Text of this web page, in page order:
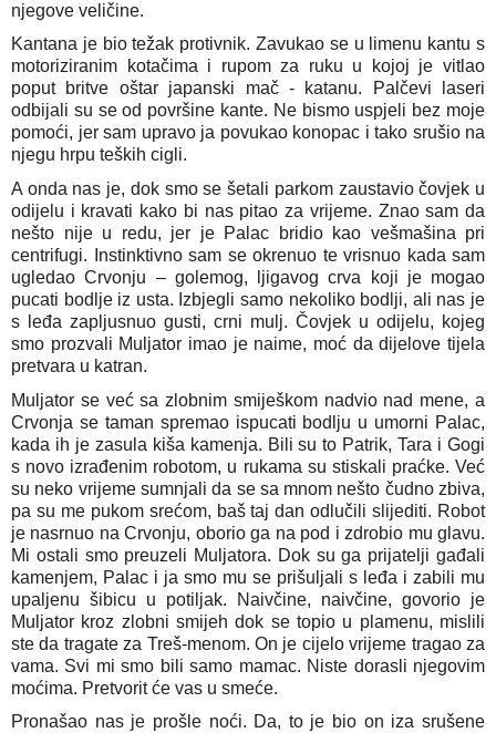
njegove veličine.
Kantana je bio težak protivnik. Zavukao se u limenu kantu s
motoriziranim kotačima i rupom za ruku u kojoj je vitlao
poput britve oštar japanski mač - katanu. Palčevi laseri
odbijali su se od površine kante. Ne bismo uspjeli bez moje
pomoći, jer sam upravo ja povukao konopac i tako srušio na
njegu hrpu teških cigli.
A onda nas je, dok smo se šetali parkom zaustavio čovjek u
odijelu i kravati kako bi nas pitao za vrijeme. Znao sam da
nešto nije u redu, jer je Palac bridio kao vešmašina pri
centrifugi. Instinktivno sam se okrenuo te vrisnuo kada sam
ugledao Crvonju – golemog, ljigavog crva koji je mogao
pucati bodlje iz usta. Izbjegli samo nekoliko bodlji, ali nas je
s leđa zapljusnuo gusti, crni mulj. Čovjek u odijelu, kojeg
smo prozvali Muljator imao je naime, moć da dijelove tijela
pretvara u katran.
Muljator se već sa zlobnim smiješkom nadvio nad mene, a
Crvonja se taman spremao ispucati bodlju u umorni Palac,
kada ih je zasula kiša kamenja. Bili su to Patrik, Tara i Gogi
s novo izrađenim robotom, u rukama su stiskali praćke. Već
su neko vrijeme sumnjali da se sa mnom nešto čudno zbiva,
pa su me pukom srećom, baš taj dan odlučili slijediti. Robot
je nasrnuo na Crvonju, oborio ga na pod i zdrobio mu glavu.
Mi ostali smo preuzeli Muljatora. Dok su ga prijatelji gađali
kamenjem, Palac i ja smo mu se prišuljali s leđa i zabili mu
upaljenu šibicu u potiljak. Naivčine, naivčine, govorio je
Muljator kroz zlobni smijeh dok se topio u plamenu, mislili
ste da tragate za Treš-menom. On je cijelo vrijeme tragao za
vama. Svi mi smo bili samo mamac. Niste dorasli njegovim
moćima. Pretvorit će vas u smeće.
Pronašao nas je prošle noći. Da, to je bio on iza srušene